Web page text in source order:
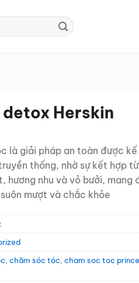
Herskin
là giải pháp an toàn được
thống, nhờ sự kết hợp
hương nhu và vỏ bưởi, mang
mượt và chắc khỏe
,chăm sóc tóc ,cham soc toc